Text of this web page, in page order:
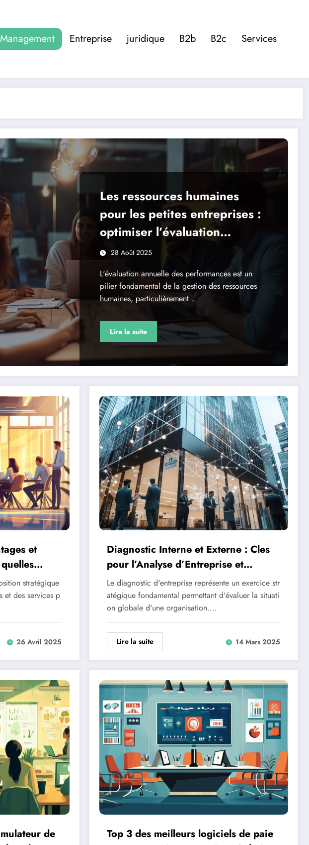
Management Entreprise juridique B2b B2c Services
Les ressources humaines
pour les petites entreprises :
optimiser l’évaluation
annuelle des performances
28 Août 2025
L'évaluation annuelle des performances est un
pilier fondamental de la gestion des ressources
humaines, particulièrement…
Lire la suite
et
? stratégique
et des services p
26 Avril 2025
Diagnostic Interne et Externe : Cles
pour l’Analyse d’Entreprise et
Optimisation des Performances
Le diagnostic d'entreprise représente un exercice str
atégique fondamental permettant d'évaluer la situati
on globale d'une organisation.…
Lire la suite 14 Mars 2025
de
Top 3 des meilleurs logiciels de paie